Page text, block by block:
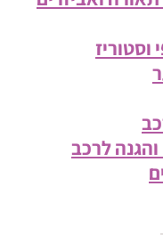
וסטוריז
לרכב